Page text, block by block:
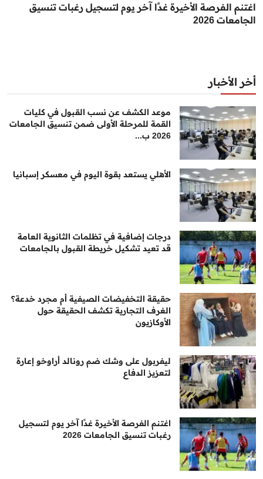
اغتنم الفرصة الأخيرة غدًا آخر يوم لتسجيل رغبات تنسيق
الجامعات 2026
أخر الأخبار
موعد الكشف عن نسب القبول في كليات
القمة للمرحلة الأولى ضمن تنسيق الجامعات
2026 ب...
الأهلي يستعد بقوة اليوم في معسكر إسبانيا
درجات إضافية في تظلمات الثانوية العامة
قد تعيد تشكيل خريطة القبول بالجامعات
حقيقة التخفيضات الصيفية أم مجرد خدعة؟
الغرف التجارية تكشف الحقيقة حول
الأوكازيون
ليفربول على وشك ضم رونالد أراوخو إعارة
لتعزيز الدفاع
اغتنم الفرصة الأخيرة غدًا آخر يوم لتسجيل
رغبات تنسيق الجامعات 2026